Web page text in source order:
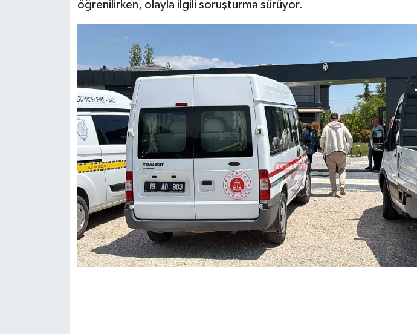
öğrenilirken, olayla ilgili soruşturma sürüyor.